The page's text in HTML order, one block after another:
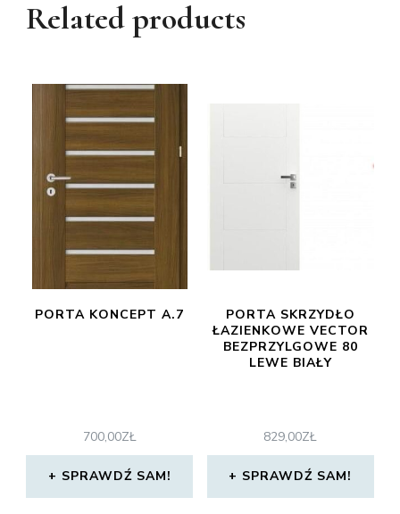
Related products
PORTA KONCEPT A.7
700,00ZŁ
SPRAWDŹ SAM!
PORTA SKRZYDŁO
ŁAZIENKOWE VECTOR
BEZPRZYLGOWE 80
LEWE BIAŁY
829,00ZŁ
SPRAWDŹ SAM!